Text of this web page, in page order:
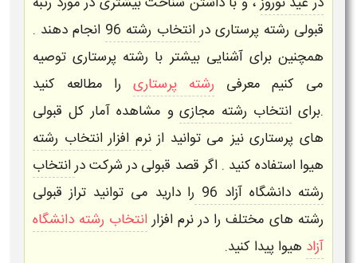
قبولی رشته پرستاریدرانتخاب رشته 96
انجام دهند .
همچنین برای آشنایی بیشتر با رشته پرستاری توصیه
می کنیم معرفی رشته پرستاری را مطالعه کنید
.برای انتخاب رشته مجازیو مشاهده آمار کل قبولی
های پرستارینیز می توانید ازنرم افزار انتخاب رشته
هیوا استفاده کنید . اگر قصد قبولی در شرکت درانتخاب
رشته دانشگاه آزاد 96
را دارید می توانید تراز قبولی
رشته های مختلف را درنرم افزارانتخاب رشته دانشگاه
آزاد هیوا پیدا کنید.